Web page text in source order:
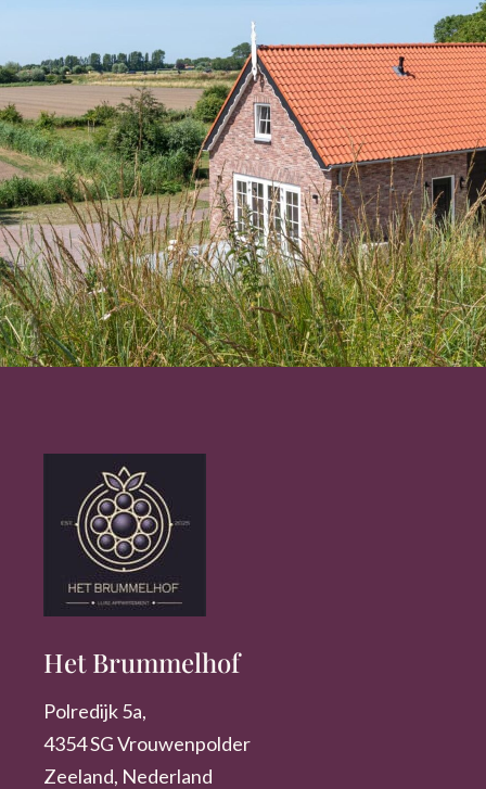
Het Brummelhof
Polredijk 5a,
4354 SG Vrouwenpolder
Zeeland, Nederland